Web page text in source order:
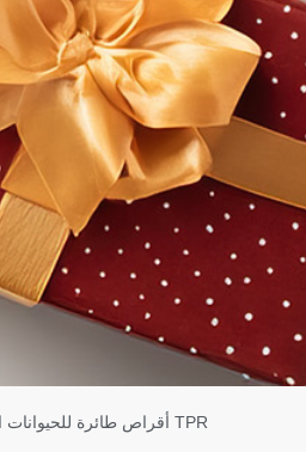
أقراص طائرة للحيوانات الأليفة من TPR